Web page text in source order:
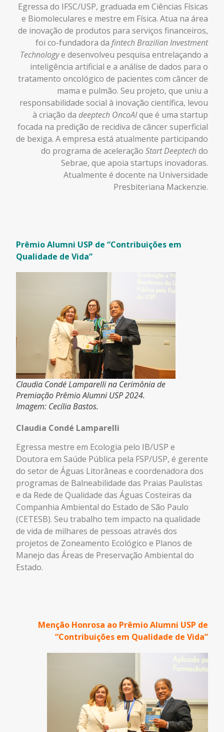
Egressa do IFSC/USP, graduada em Ciências Físicas
e Biomoleculares e mestre em Física. Atua na área
de inovação de produtos para serviços financeiros,
foi co-fundadora da fintech Brazilian Investment
Technologye desenvolveu pesquisa entrelaçando a
inteligência artificial e a análise de dados para o
tratamento oncológico de pacientes com câncer de
mama e pulmão. Seu projeto, que uniu a
responsabilidade social à inovação científica, levou
à criação da deeptech OncoAIque é uma startup
focada na predição de recidiva de câncer superficial
de bexiga. A empresa está atualmente participando
do programa de aceleração Start Deeptechdo
Sebrae, que apoia startups inovadoras.
Atualmente é docente na Universidade
Presbiteriana Mackenzie.
Prêmio Alumni USP de “Contribuições em
Qualidade de Vida”
Claudia Condé Lamparelli na Cerimônia de
Premiação Prêmio Alumni USP 2024.
Imagem: Cecília Bastos.
Claudia Condé Lamparelli
Egressa mestre em Ecologia pelo IB/USP e
Doutora em Saúde Pública pela FSP/USP, é gerente
do setor de Águas Litorâneas e coordenadora dos
programas de Balneabilidade das Praias Paulistas
e da Rede de Qualidade das Águas Costeiras da
Companhia Ambiental do Estado de São Paulo
(CETESB). Seu trabalho tem impacto na qualidade
de vida de milhares de pessoas através dos
projetos de Zoneamento Ecológico e Planos de
Manejo das Áreas de Preservação Ambiental do
Estado.
Menção Honrosa ao Prêmio Alumni USP de
“Contribuições em Qualidade de Vida”